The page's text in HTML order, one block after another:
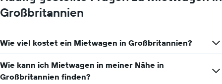
Großbritannien
Wie viel kostet ein Mietwagen in Großbritannien?
Wie kann ich Mietwagen in meiner Nähe in
Großbritannien finden?